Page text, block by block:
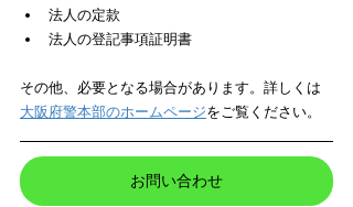
法人の定款
法人の登記事項証明書
​その他、必要となる場合があります。詳しくは
大阪府警本部のホームページをご覧ください。
お問い合わせ